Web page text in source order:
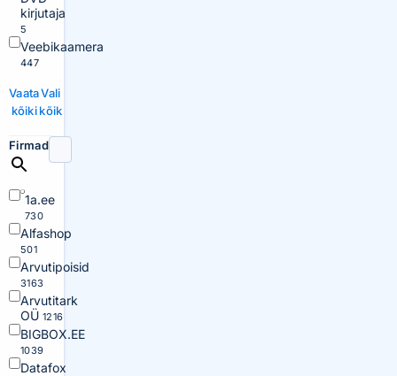
kirjutaja
5
Veebikaamera
447
Vaata
kõiki
Vali
kõik
Firmad
1a.ee
730
Alfashop
501
Arvutipoisid
3163
Arvutitark
OÜ 1216
BIGBOX.EE
1039
Datafox